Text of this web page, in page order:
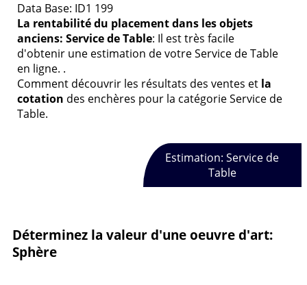
Data Base: ID1 199
La rentabilité du placement dans les objets
anciens: Service de Table: Il est très facile
d'obtenir une estimation de votre Service de Table
en ligne. .
Comment découvrir les résultats des ventes et la
cotation des enchères pour la catégorie Service de
Table.
Estimation: Service de
Table
Déterminez la valeur d'une oeuvre d'art:
Sphère